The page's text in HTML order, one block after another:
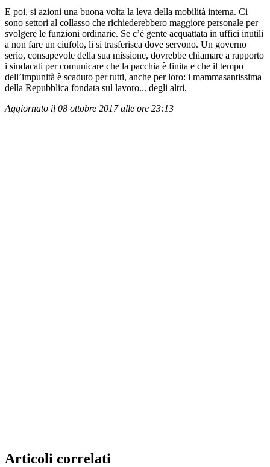
E poi, si azioni una buona volta la leva della mobilità interna. Ci
sono settori al collasso che richiederebbero maggiore personale per
svolgere le funzioni ordinarie. Se c’è gente acquattata in uffici inutili
a non fare un ciufolo, li si trasferisca dove servono. Un governo
serio, consapevole della sua missione, dovrebbe chiamare a rapporto
i sindacati per comunicare che la pacchia è finita e che il tempo
dell’impunità è scaduto per tutti, anche per loro: i mammasantissima
della Repubblica fondata sul lavoro... degli altri.
Aggiornato il 08 ottobre 2017 alle ore 23:13
Articoli correlati